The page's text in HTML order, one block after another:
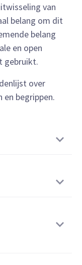
van
belang om dit
belang
en open
gebruikt.
over
begrippen.